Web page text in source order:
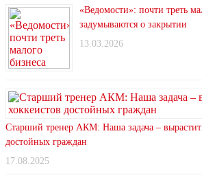
«Ведомости»: почти треть
задумываются о закрытии
13.03.2026
Старший тренер АКМ: Наша задача –
достойных граждан
17.08.2025